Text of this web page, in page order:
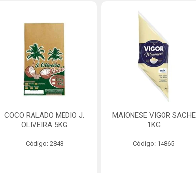
COCO RALADO MEDIO J.
OLIVEIRA 5KG
Código: 2843
MAIONESE VIGOR SACHE
1KG
Código: 14865